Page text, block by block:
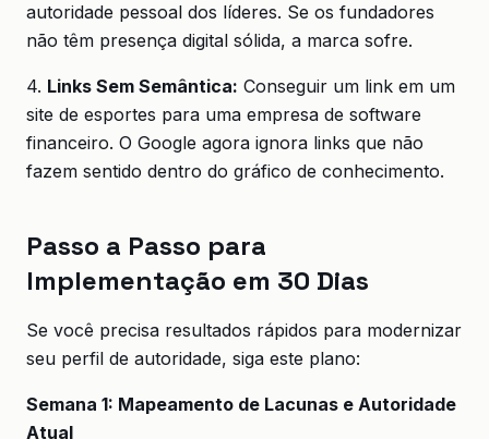
autoridade pessoal dos líderes. Se os fundadores
não têm presença digital sólida, a marca sofre.
4. Links Sem Semântica: Conseguir um link em um
site de esportes para uma empresa de software
financeiro. O Google agora ignora links que não
fazem sentido dentro do gráfico de conhecimento.
Passo a Passo para
Implementação em 30 Dias
Se você precisa resultados rápidos para modernizar
seu perfil de autoridade, siga este plano:
Semana 1: Mapeamento de Lacunas e Autoridade
Atual